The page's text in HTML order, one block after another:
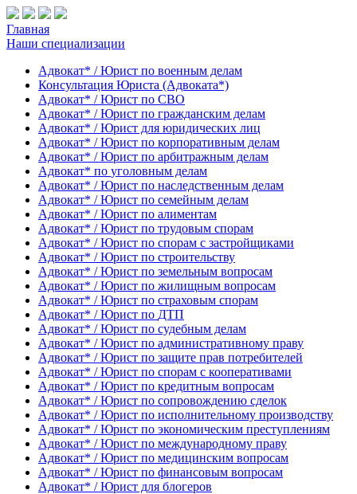
Главная
Наши специализации
Адвокат* / Юрист по военным делам
Консультация Юриста (Адвоката*)
Адвокат* / Юрист по СВО
Адвокат* / Юрист по гражданским делам
Адвокат* / Юрист для юридических лиц
Адвокат* / Юрист по корпоративным делам
Адвокат* / Юрист по арбитражным делам
Адвокат* по уголовным делам
Адвокат* / Юрист по наследственным делам
Адвокат* / Юрист по семейным делам
Адвокат* / Юрист по алиментам
Адвокат* / Юрист по трудовым спорам
Адвокат* / Юрист по спорам с застройщиками
Адвокат* / Юрист по строительству
Адвокат* / Юрист по земельным вопросам
Адвокат* / Юрист по жилищным вопросам
Адвокат* / Юрист по страховым спорам
Адвокат* / Юрист по ДТП
Адвокат* / Юрист по судебным делам
Адвокат* / Юрист по административному праву
Адвокат* / Юрист по защите прав потребителей
Адвокат* / Юрист по спорам с кооперативами
Адвокат* / Юрист по кредитным вопросам
Адвокат* / Юрист по сопровождению сделок
Адвокат* / Юрист по исполнительному производству
Адвокат* / Юрист по экономическим преступлениям
Адвокат* / Юрист по международному праву
Адвокат* / Юрист по медицинским вопросам
Адвокат* / Юрист по финансовым вопросам
Адвокат* / Юрист для блогеров